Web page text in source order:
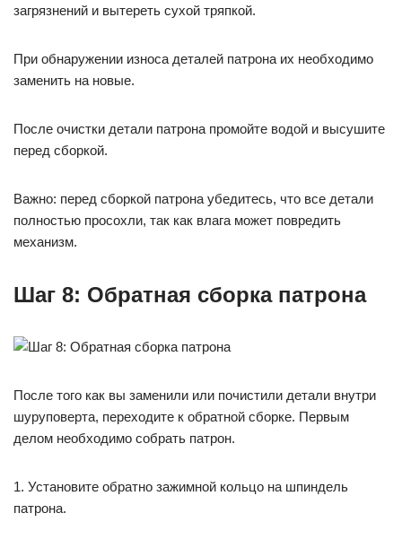
загрязнений и вытереть сухой тряпкой.
При обнаружении износа деталей патрона их необходимо
заменить на новые.
После очистки детали патрона промойте водой и высушите
перед сборкой.
Важно: перед сборкой патрона убедитесь, что все детали
полностью просохли, так как влага может повредить
механизм.
Шаг 8: Обратная сборка патрона
После того как вы заменили или почистили детали внутри
шуруповерта, переходите к обратной сборке. Первым
делом необходимо собрать патрон.
1. Установите обратно зажимной кольцо на шпиндель
патрона.